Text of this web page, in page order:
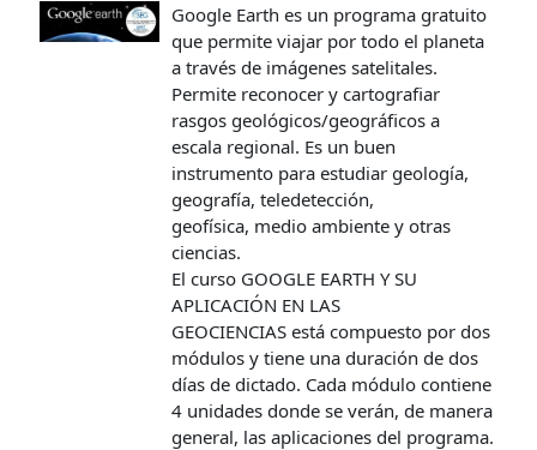
Google Earth es un programa gratuito
que permite viajar por todo el planeta
a través de imágenes satelitales.
Permite reconocer y cartografiar
rasgos geológicos/geográficos a
escala regional. Es un buen
instrumento para estudiar geología,
geografía, teledetección,
geofísica, medio ambiente y otras
ciencias.
El curso GOOGLE EARTH Y SU
APLICACIÓN EN LAS
GEOCIENCIAS está compuesto por dos
módulos y tiene una duración de dos
días de dictado. Cada módulo contiene
4 unidades donde se verán, de manera
general, las aplicaciones del programa.